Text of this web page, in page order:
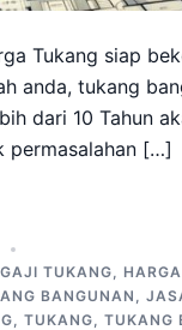
Tukang siap
anda, tukang
dari 10 Tahun
permasalahan […]
GAJI TUKANG,
BANGUNAN,
, TUKANG, TUKANG